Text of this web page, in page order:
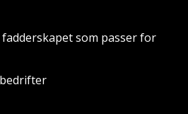
fadderskapet som passer for